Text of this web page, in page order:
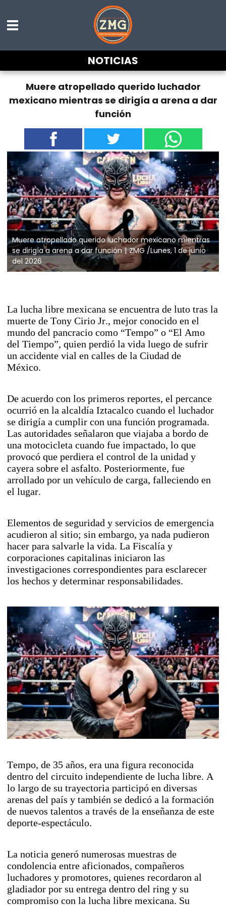
NOTICIAS
Muere atropellado querido luchador
mexicano mientras se dirigía a arena a dar
función
Muere atropellado querido luchador mexicano mientras
se dirigía a arena a dar función
ZMG /Lunes, 1 de junio
del 2026
La lucha libre mexicana se encuentra de luto tras la
muerte de Tony Cirio Jr., mejor conocido en el
mundo del pancracio como “Tempo” o “El Amo
del Tiempo”, quien perdió la vida luego de sufrir
un accidente vial en calles de la Ciudad de
México.
De acuerdo con los primeros reportes, el percance
ocurrió en la alcaldía Iztacalco cuando el luchador
se dirigía a cumplir con una función programada.
Las autoridades señalaron que viajaba a bordo de
una motocicleta cuando fue impactado, lo que
provocó que perdiera el control de la unidad y
cayera sobre el asfalto. Posteriormente, fue
arrollado por un vehículo de carga, falleciendo en
el lugar.
Elementos de seguridad y servicios de emergencia
acudieron al sitio; sin embargo, ya nada pudieron
hacer para salvarle la vida. La Fiscalía y
corporaciones capitalinas iniciaron las
investigaciones correspondientes para esclarecer
los hechos y determinar responsabilidades.
Tempo, de 35 años, era una figura reconocida
dentro del circuito independiente de lucha libre. A
lo largo de su trayectoria participó en diversas
arenas del país y también se dedicó a la formación
de nuevos talentos a través de la enseñanza de este
deporte-espectáculo.
La noticia generó numerosas muestras de
condolencia entre aficionados, compañeros
luchadores y promotores, quienes recordaron al
gladiador por su entrega dentro del ring y su
compromiso con la lucha libre mexicana. Su